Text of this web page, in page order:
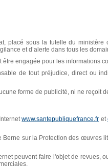
placé sous la tutelle du
et d’alerte dans tous les
engagée pour les informations
de tout préjudice, direct ou
forme de publicité, ni ne reçoit
www.santepubliquefrance.fr et
sur la Protection des œuvres
peuvent faire l'objet de